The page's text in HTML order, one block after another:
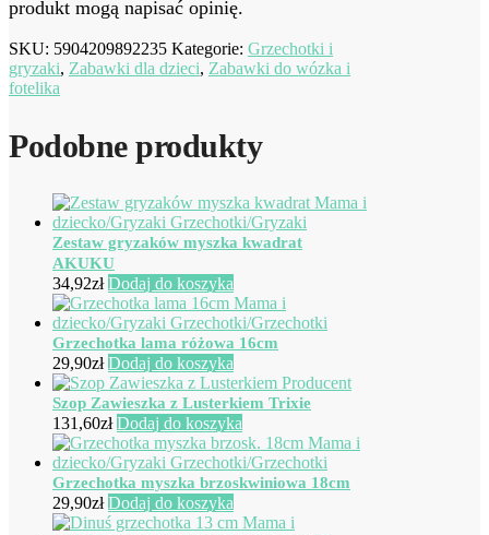
produkt mogą napisać opinię.
SKU: 5904209892235 Kategorie: Grzechotki i
gryzaki, Zabawki dla dzieci, Zabawki do wózka i
fotelika
Podobne produkty
Zestaw gryzaków myszka kwadrat
AKUKU
34,92zł Dodaj do koszyka
Grzechotka lama różowa 16cm
29,90zł Dodaj do koszyka
Szop Zawieszka z Lusterkiem Trixie
131,60zł Dodaj do koszyka
Grzechotka myszka brzoskwiniowa 18cm
29,90zł Dodaj do koszyka